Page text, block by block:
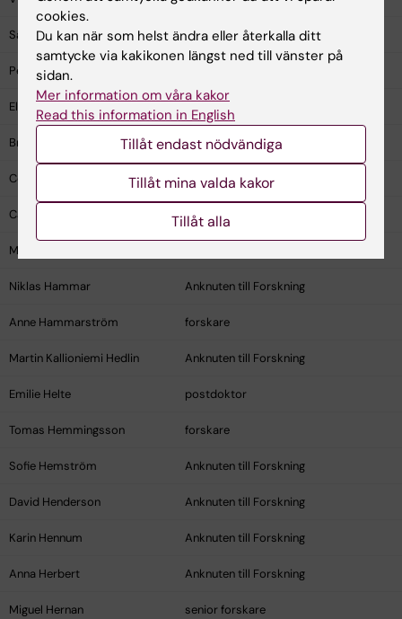
Sara Maria Gunnare Anknuten till Forskning
Per Gustavsson
Elif Irem Gülkanat Anknuten till Forskning
Britta Elsert Gynning doktorand
Ceren Perihan Gönul Anknuten till Forskning
Cal Halvorsen Anknuten till Forskning
Mats Hamberg
Niklas Hammar Anknuten till Forskning
Anne Hammarström forskare
Martin Kallioniemi Hedlin Anknuten till Forskning
Emilie Helte postdoktor
Tomas Hemmingsson forskare
Sofie Hemström Anknuten till Forskning
David Henderson Anknuten till Forskning
Karin Hennum Anknuten till Forskning
Anna Herbert Anknuten till Forskning
Miguel Hernan senior forskare
cookies.
Du kan när som helst ändra eller återkalla ditt
samtycke via kakikonen längst ned till vänster på
sidan.
Mer information om våra kakor
Read this information in English
Tillåt endast nödvändiga
Tillåt mina valda kakor
Tillåt alla